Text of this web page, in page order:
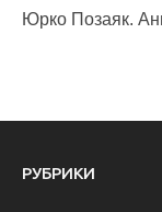
Юрко Позаяк.
РУБРИКИ